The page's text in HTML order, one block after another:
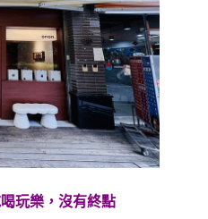
樂，沒有終點